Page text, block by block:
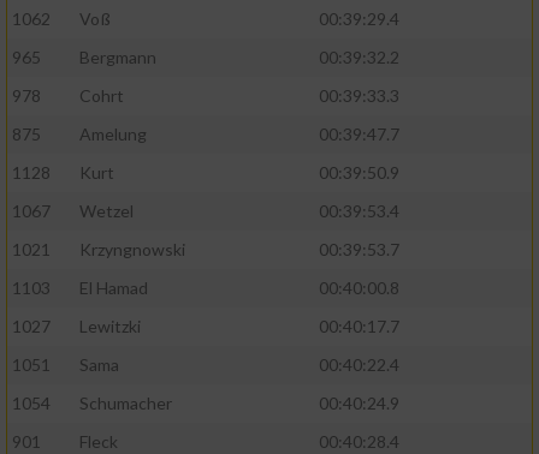
1062
Voß
00:39:29.4
965
Bergmann
00:39:32.2
978
Cohrt
00:39:33.3
875
Amelung
00:39:47.7
1128
Kurt
00:39:50.9
1067
Wetzel
00:39:53.4
1021
Krzyngnowski
00:39:53.7
1103
El Hamad
00:40:00.8
1027
Lewitzki
00:40:17.7
1051
Sama
00:40:22.4
1054
Schumacher
00:40:24.9
901
Fleck
00:40:28.4